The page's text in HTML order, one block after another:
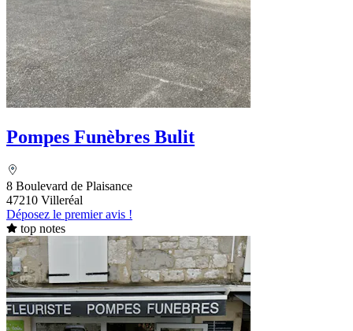
Pompes Funèbres Bulit
8 Boulevard de Plaisance
47210 Villeréal
Déposez le premier avis !
top notes